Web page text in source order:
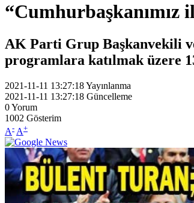
“Cumhurbaşkanımız
AK Parti Grup Başkanvekili
programlara katılmak üzere
2021-11-11 13:27:18Yayınlanma
2021-11-11 13:27:18 Güncelleme
0Yorum
1002 Gösterim
A- A+